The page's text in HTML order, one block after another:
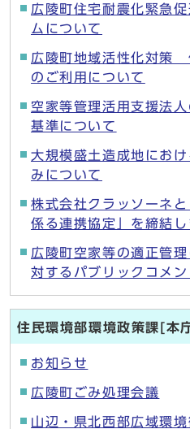
広陵町住宅耐震化緊急
ムについて
広陵町地域活性化対策
のご利用について
空家等管理活用支援法
基準について
大規模盛土造成地にお
みについて
株式会社クラッソーネ
係る連携協定」を締結し
広陵町空家等の適正管
対するパブリックコメ
住民環境部環境政策課[本
お知らせ
広陵町ごみ処理会議
山辺・県北西部広域環